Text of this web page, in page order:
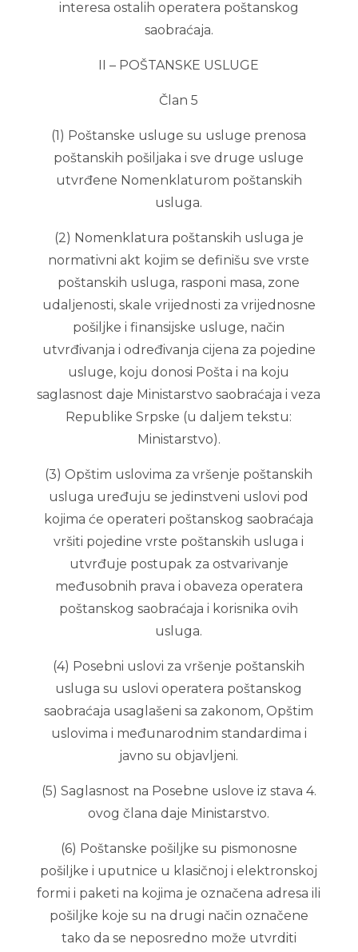
interesa ostalih operatera poštanskog
saobraćaja.
II – POŠTANSKE USLUGE
Član 5
(1) Poštanske usluge su usluge prenosa
poštanskih pošiljaka i sve druge usluge
utvrđene Nomenklaturom poštanskih
usluga.
(2) Nomenklatura poštanskih usluga je
normativni akt kojim se definišu sve vrste
poštanskih usluga, rasponi masa, zone
udaljenosti, skale vrijednosti za vrijednosne
pošiljke i finansijske usluge, način
utvrđivanja i određivanja cijena za pojedine
usluge, koju donosi Pošta i na koju
saglasnost daje Ministarstvo saobraćaja i veza
Republike Srpske (u daljem tekstu:
Ministarstvo).
(3) Opštim uslovima za vršenje poštanskih
usluga uređuju se jedinstveni uslovi pod
kojima će operateri poštanskog saobraćaja
vršiti pojedine vrste poštanskih usluga i
utvrđuje postupak za ostvarivanje
međusobnih prava i obaveza operatera
poštanskog saobraćaja i korisnika ovih
usluga.
(4) Posebni uslovi za vršenje poštanskih
usluga su uslovi operatera poštanskog
saobraćaja usaglašeni sa zakonom, Opštim
uslovima i međunarodnim standardima i
javno su objavljeni.
(5) Saglasnost na Posebne uslove iz stava 4.
ovog člana daje Ministarstvo.
(6) Poštanske pošiljke su pismonosne
pošiljke i uputnice u klasičnoj i elektronskoj
formi i paketi na kojima je označena adresa ili
pošiljke koje su na drugi način označene
tako da se neposredno može utvrditi